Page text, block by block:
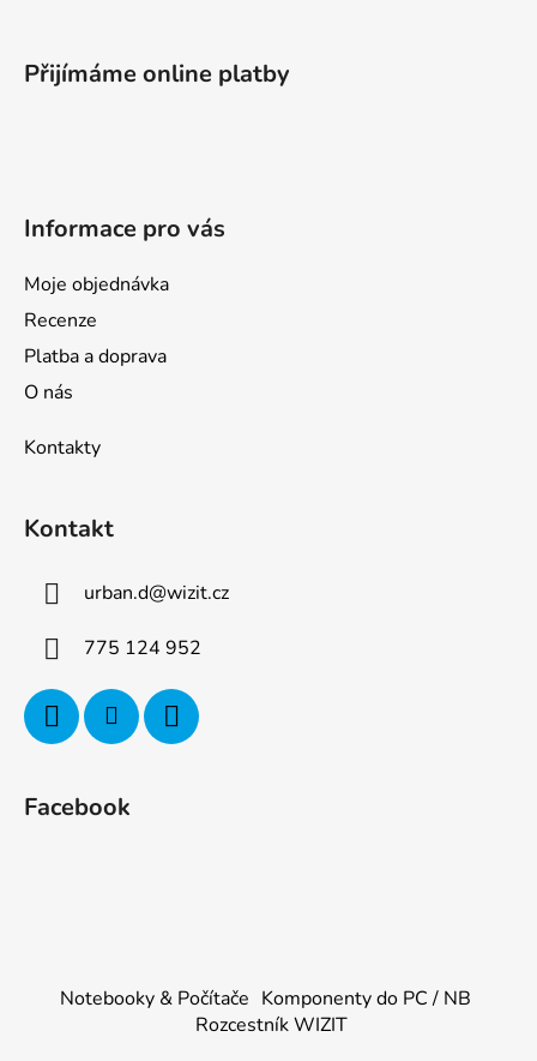
Přijímáme online platby
Informace pro vás
Moje objednávka
Recenze
Platba a doprava
O nás
Kontakty
Kontakt
urban.d@wizit.cz
775 124 952
Facebook
Notebooky & Počítače Komponenty do PC / NB
Rozcestník WIZIT